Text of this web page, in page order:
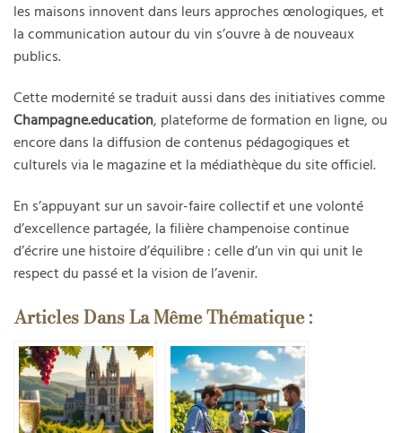
les maisons innovent dans leurs approches œnologiques, et
la communication autour du vin s’ouvre à de nouveaux
publics.
Cette modernité se traduit aussi dans des initiatives comme
Champagne.education, plateforme de formation en ligne, ou
encore dans la diffusion de contenus pédagogiques et
culturels via le magazine et la médiathèque du site officiel.
En s’appuyant sur un savoir-faire collectif et une volonté
d’excellence partagée, la filière champenoise continue
d’écrire une histoire d’équilibre : celle d’un vin qui unit le
respect du passé et la vision de l’avenir.
Articles Dans La Même Thématique :